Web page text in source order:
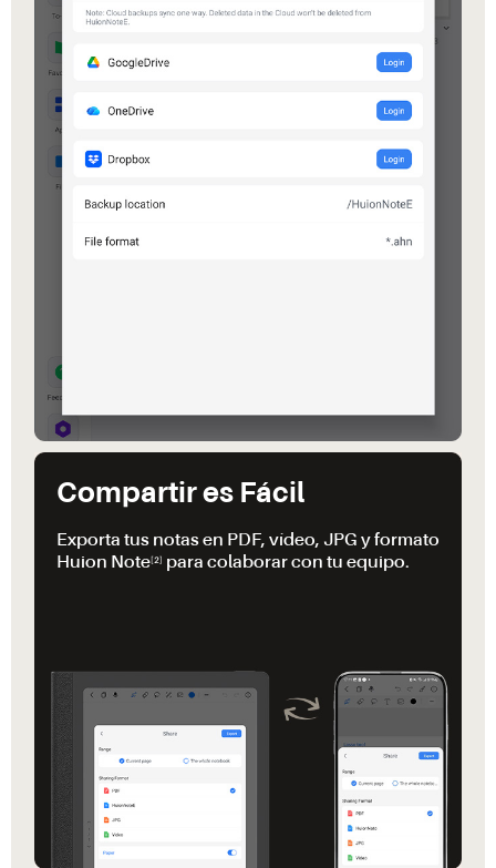
Compartir es Fácil
Exporta tus notas en PDF, vídeo, JPG y formato
Huion Note[2] para colaborar con tu equipo.